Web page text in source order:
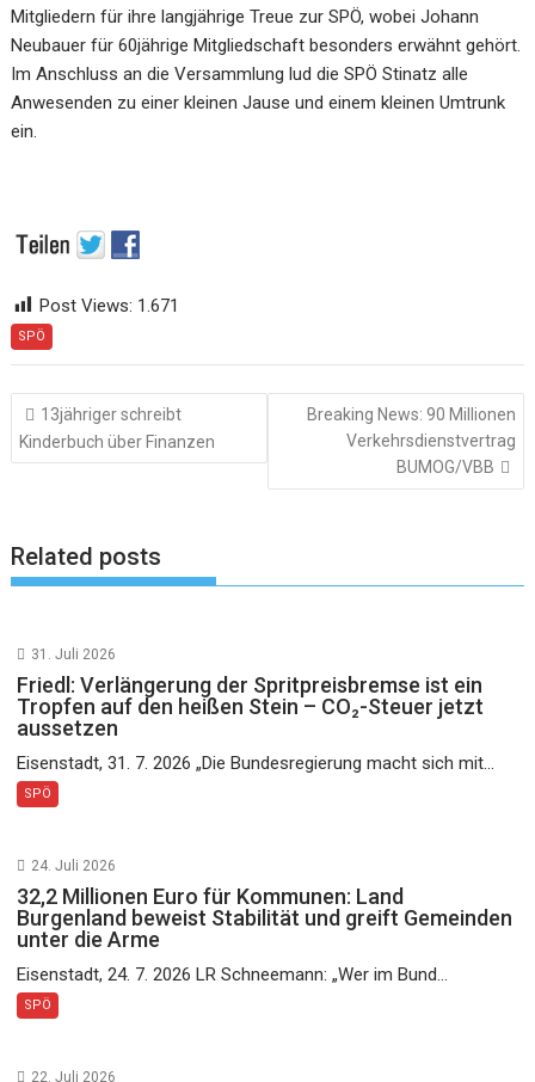
Mitgliedern für ihre langjährige Treue zur SPÖ, wobei Johann
Neubauer für 60jährige Mitgliedschaft besonders erwähnt gehört.
Im Anschluss an die Versammlung lud die SPÖ Stinatz alle
Anwesenden zu einer kleinen Jause und einem kleinen Umtrunk
ein.
Post Views: 1.671
SPÖ
Beitragsnavigation
13jähriger schreibt
Kinderbuch über Finanzen
Breaking News: 90 Millionen
Verkehrsdienstvertrag
BUMOG/VBB
Related posts
31. Juli 2026
Friedl: Verlängerung der Spritpreisbremse ist ein
Tropfen auf den heißen Stein – CO₂-Steuer jetzt
aussetzen
Eisenstadt, 31. 7. 2026 „Die Bundesregierung macht sich mit...
SPÖ
24. Juli 2026
32,2 Millionen Euro für Kommunen: Land
Burgenland beweist Stabilität und greift Gemeinden
unter die Arme
Eisenstadt, 24. 7. 2026 LR Schneemann: „Wer im Bund...
SPÖ
22. Juli 2026